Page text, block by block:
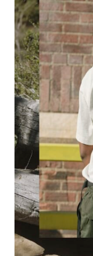
#GH 銘品の所
#Commune H
#ととけん
#LIFESTYLE
#SPORTS